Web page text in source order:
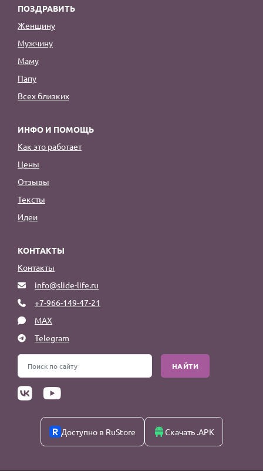
ПОЗДРАВИТЬ
Женщину
Мужчину
Маму
Папу
Всех близких
ИНФО И ПОМОЩЬ
Как это работает
Цены
Отзывы
Тексты
Идеи
КОНТАКТЫ
Контакты
info@slide-life.ru
+7-966-149-47-21
MAX
Telegram
НАЙТИ
Доступно в RuStore Скачать .APK